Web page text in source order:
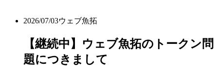
2026/07/03ウェブ魚拓
【継続中】ウェブ魚拓のトークン問
題につきまして